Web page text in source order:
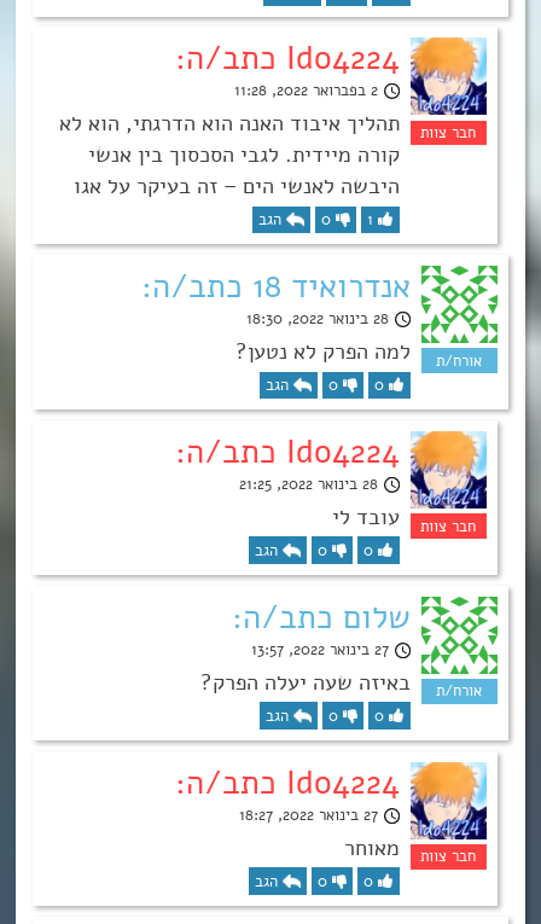
Ido4224 כתב/ה:
2 בפברואר 2022, 11:28
תהליך איבוד האנה הוא הדרגתי, הוא לא
קורה מיידית. לגבי הסכסוך בין אנשי
היבשה לאנשי הים – זה בעיקר על אגו
1
0 הגב
אנדרואיד 18 כתב/ה:
28 בינואר 2022, 18:30
למה הפרק לא נטען?
0
0 הגב
Ido4224 כתב/ה:
28 בינואר 2022, 21:25
עובד לי
0
0 הגב
שלום כתב/ה:
27 בינואר 2022, 13:57
באיזה שעה יעלה הפרק?
0
0 הגב
Ido4224 כתב/ה:
27 בינואר 2022, 18:27
מאוחר
0
0 הגב